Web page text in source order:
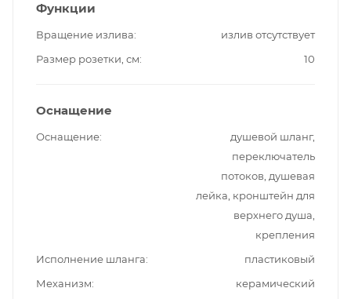
Функции
Вращение излива
излив отсутствует
Размер розетки, см
10
Оснащение
Оснащение
душевой шланг,
переключатель
потоков, душевая
лейка, кронштейн для
верхнего душа,
крепления
Исполнение шланга
пластиковый
Механизм
керамический